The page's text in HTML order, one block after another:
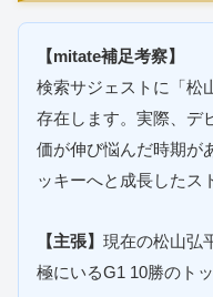
【mitate補足考察】
検索サジェストに「松
存在します。実際、デ
価が伸び悩んだ時期が
ッキーへと成長したス
【主張】 現在の松山弘
極にいるG1 10勝のト